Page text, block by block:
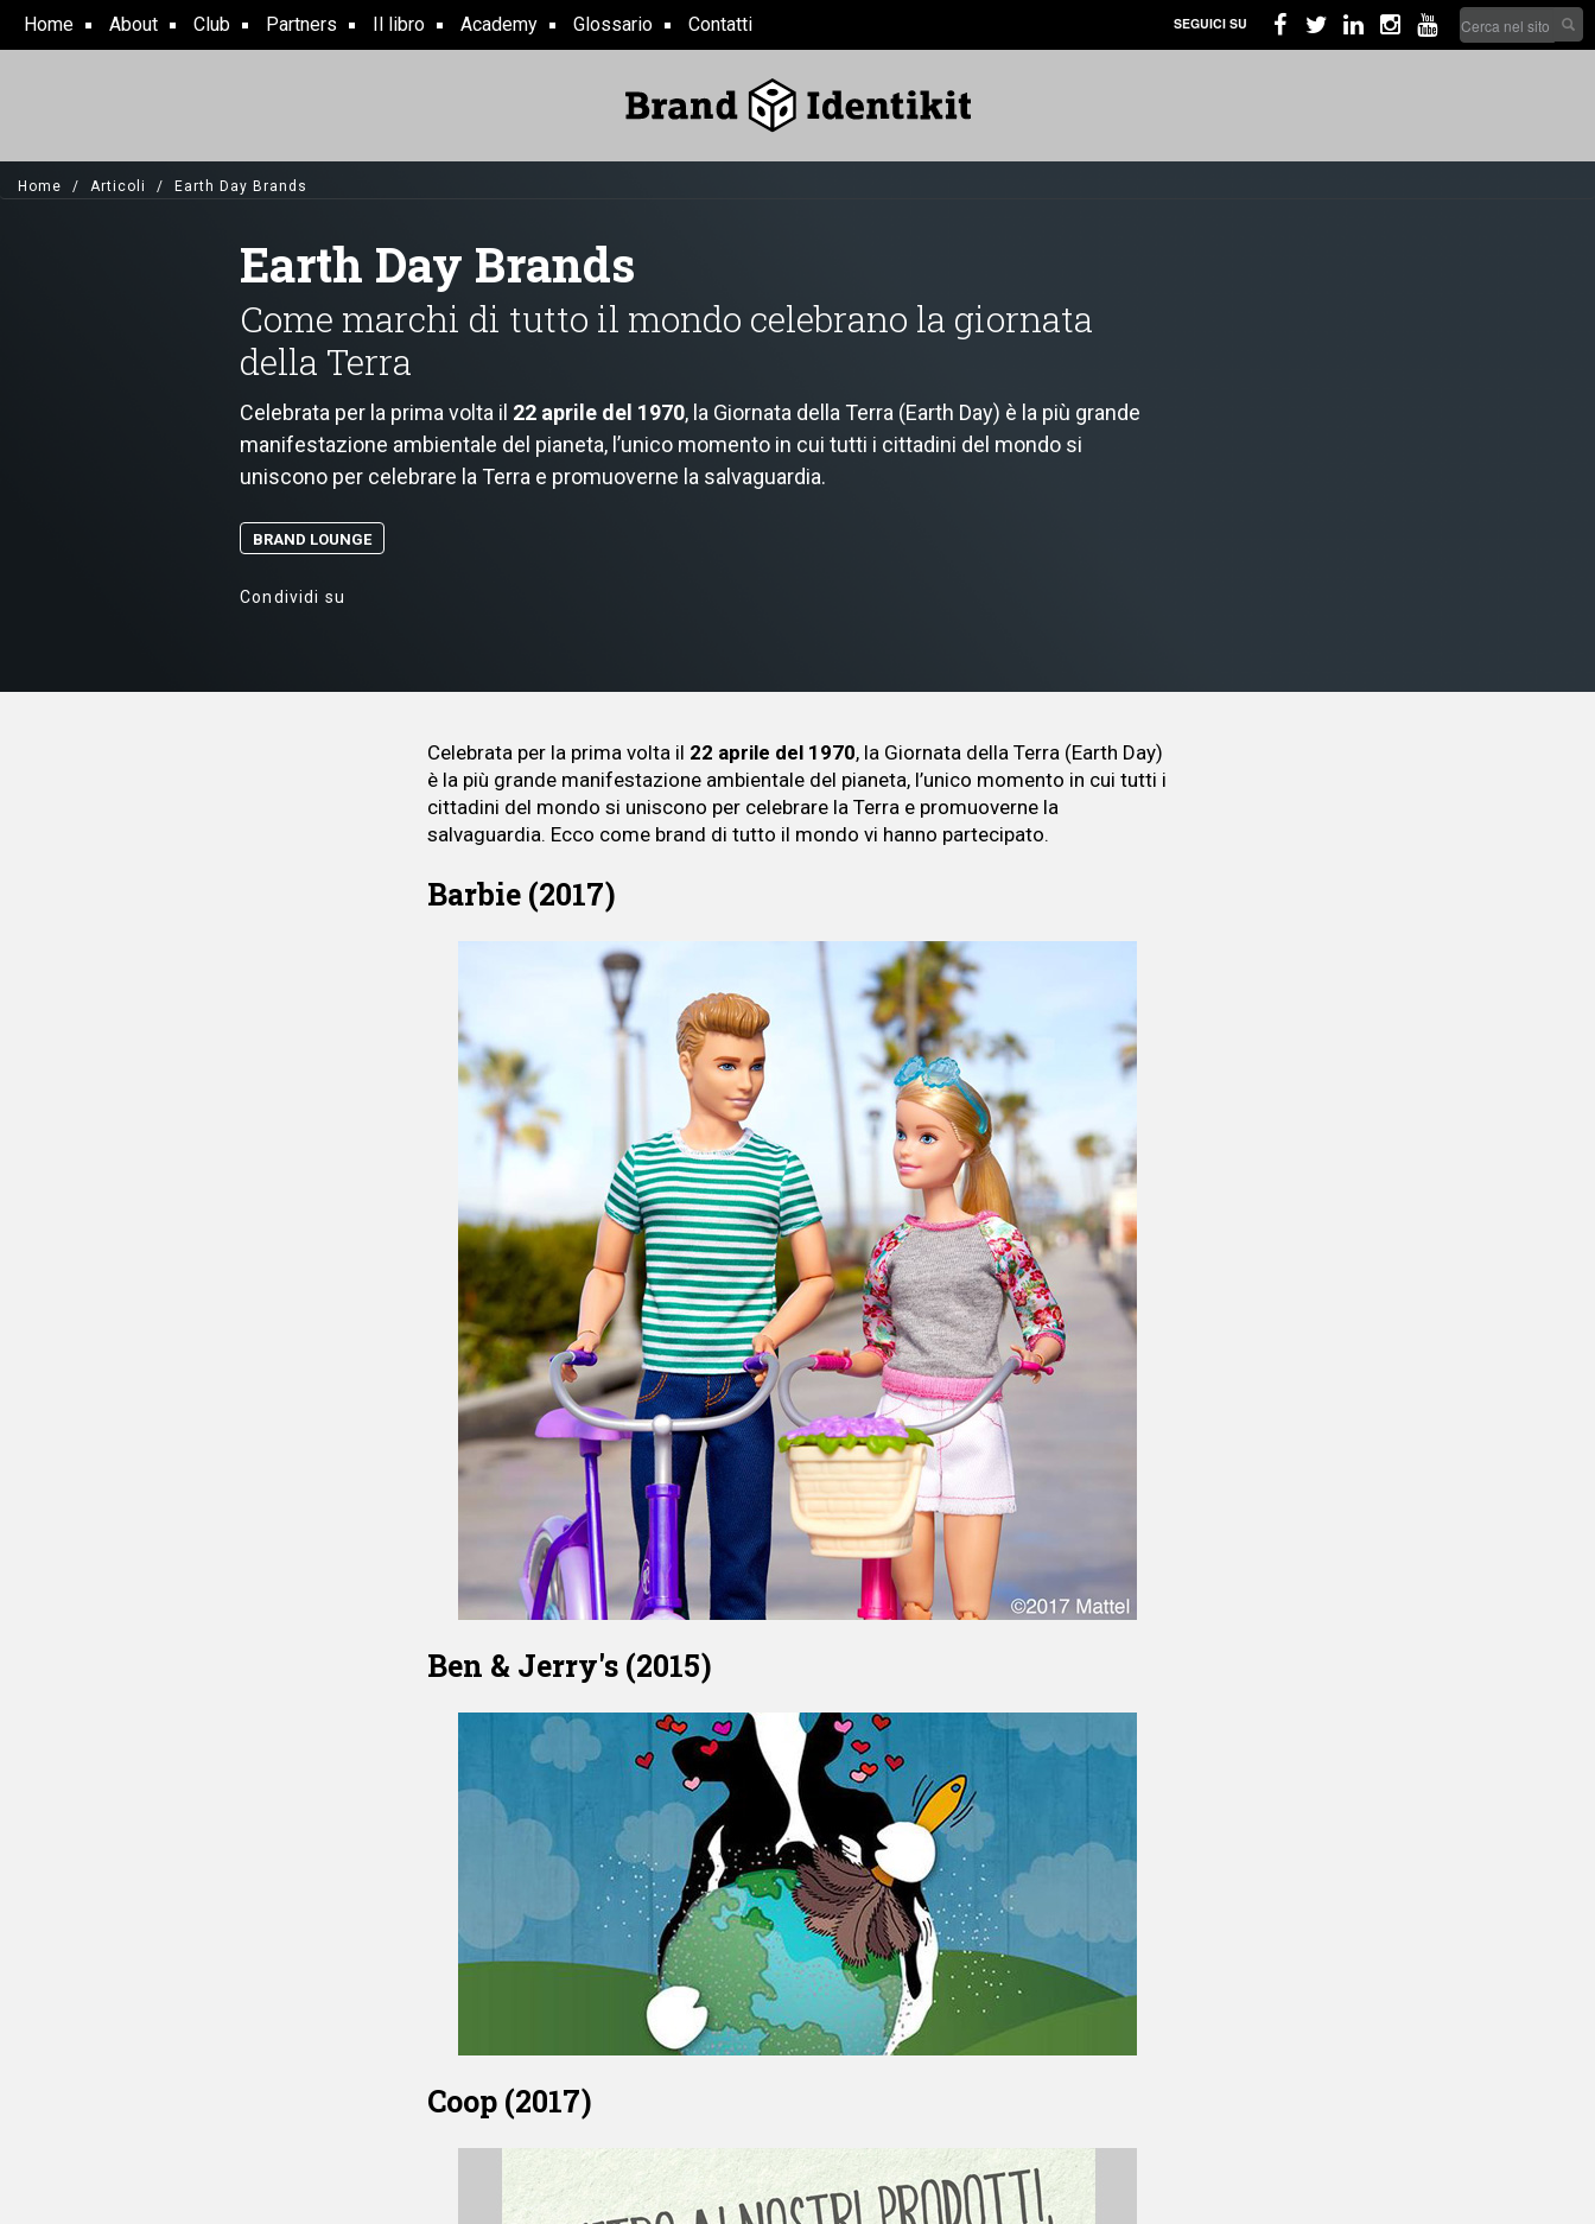
Skip
Home About Club Partners Il libro Academy Glossario Contatti SEGUICI SU
Search
Home Articoli Earth Day Brands
Earth Day Brands
Come marchi di tutto il mondo celebrano la giornata
della Terra
Celebrata per la prima volta il 22 aprile del 1970, la Giornata della Terra (Earth Day) è la più grande
manifestazione ambientale del pianeta, l’unico momento in cui tutti i cittadini del mondo si
uniscono per celebrare la Terra e promuoverne la salvaguardia.
BRAND LOUNGE
Condividi su
Celebrata per la prima volta il 22 aprile del 1970, la Giornata della Terra (Earth Day)
è la più grande manifestazione ambientale del pianeta, l’unico momento in cui tutti i
cittadini del mondo si uniscono per celebrare la Terra e promuoverne la
salvaguardia. Ecco come brand di tutto il mondo vi hanno partecipato.
Barbie (2017)
Ben & Jerry's (2015)
Coop (2017)